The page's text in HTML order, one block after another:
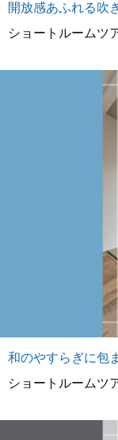
開放感あふれる吹
ショートルームツ
和のやすらぎに包
ショートルームツ